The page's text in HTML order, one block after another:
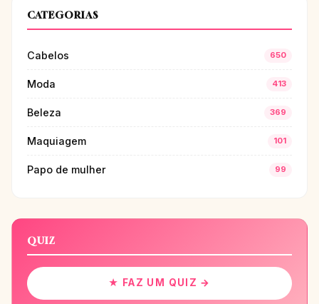
CATEGORIAS
Cabelos 650
Moda 413
Beleza 369
Maquiagem 101
Papo de mulher 99
QUIZ
★ FAZ UM QUIZ →